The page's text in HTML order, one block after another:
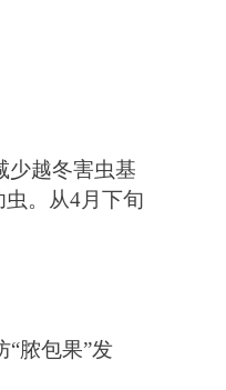
少越冬害虫基
。从4月下旬
“脓包果”发